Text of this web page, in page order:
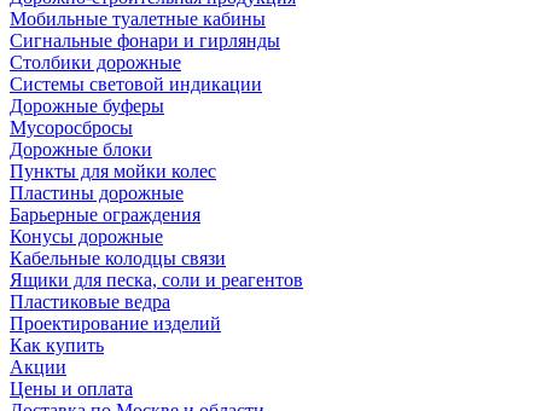
Мобильные туалетные кабины
Сигнальные фонари и гирлянды
Столбики дорожные
Системы световой индикации
Дорожные буферы
Мусоросбросы
Дорожные блоки
Пункты для мойки колес
Пластины дорожные
Барьерные ограждения
Конусы дорожные
Кабельные колодцы связи
Ящики для песка, соли и реагентов
Пластиковые ведра
Проектирование изделий
Как купить
Акции
Цены и оплата